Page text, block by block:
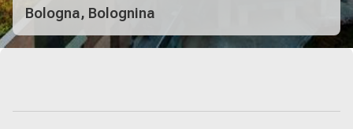
Bologna, Bolognina